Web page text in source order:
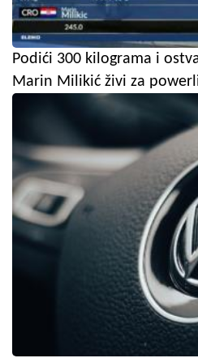
Podići 300 kilograma i
Marin Milikić živi za